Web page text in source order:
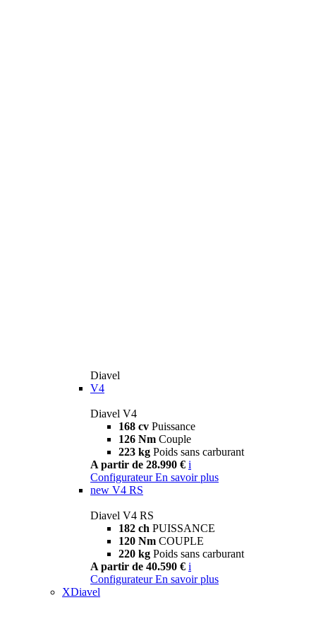
Diavel
V4
Diavel V4
168 cv Puissance
126 Nm Couple
223 kg Poids sans carburant
A partir de 28.990 € i
Configurateur En savoir plus
new V4 RS
Diavel V4 RS
182 ch PUISSANCE
120 Nm COUPLE
220 kg Poids sans carburant
A partir de 40.590 € i
Configurateur En savoir plus
XDiavel